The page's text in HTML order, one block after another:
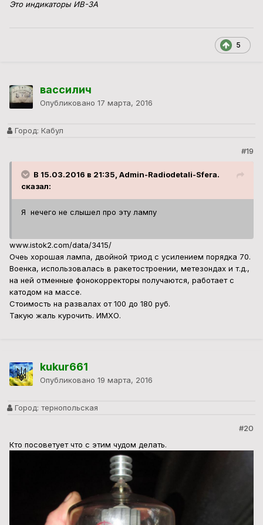
Это индикаторы ИВ-3А
5
вассилич
Опубликовано 17 марта, 2016
Город: Кабул
#19
В 15.03.2016 в 21:35, Admin-Radiodetali-Sfera.
сказал:
Я нечего не слышел про эту лампу
www.istok2.com/data/3415/
Очеь хорошая лампа, двойной триод с усилением порядка 70.
Военка, использовалась в ракетостроении, метезондах и т.д.,
на ней отменные фонокорректоры получаются, работает с
катодом на массе.
Стоимость на развалах от 100 до 180 руб.
Такую жаль курочить. ИМХО.
kukur661
Опубликовано 19 марта, 2016
Город: тернопольская
#20
Кто посоветует что с этим чудом делать.